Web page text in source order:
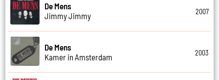
De Mens
Jimmy Jimmy
2007
De Mens
Kamer in Amsterdam
2003